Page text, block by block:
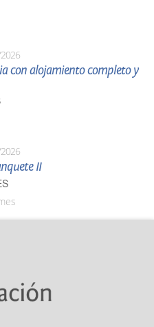
con alojamiento completo y
II